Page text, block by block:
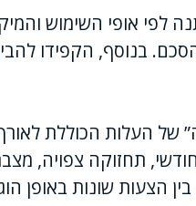
לפי אופי השימוש
בנוסף, הקפידו
של העלות הכוללת
תחזוקה צפויה,
הצעות שונות באופן